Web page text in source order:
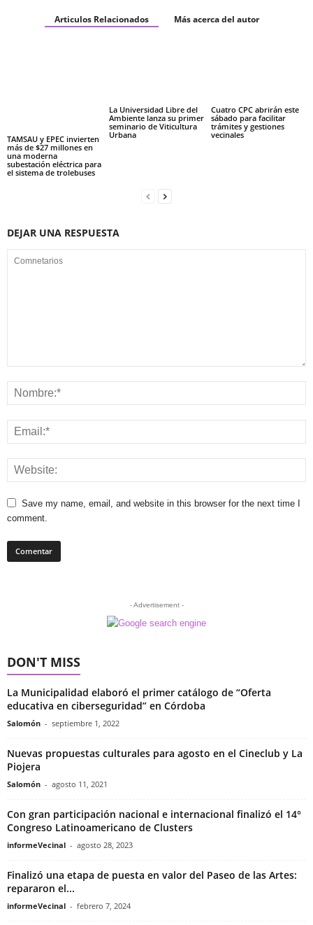
Articulos Relacionados Más acerca del autor
TAMSAU y EPEC invierten
más de $27 millones en
una moderna
subestación eléctrica para
el sistema de trolebuses
La Universidad Libre del
Ambiente lanza su primer
seminario de Viticultura
Urbana
Cuatro CPC abrirán este
sábado para facilitar
trámites y gestiones
vecinales
DEJAR UNA RESPUESTA
Save my name, email, and website in this browser for the next time I
comment.
- Advertisement -
DON'T MISS
La Municipalidad elaboró el primer catálogo de “Oferta
educativa en ciberseguridad” en Córdoba
Salomón - septiembre 1, 2022
Nuevas propuestas culturales para agosto en el Cineclub y La
Piojera
Salomón - agosto 11, 2021
Con gran participación nacional e internacional finalizó el 14°
Congreso Latinoamericano de Clusters
informeVecinal - agosto 28, 2023
Finalizó una etapa de puesta en valor del Paseo de las Artes:
repararon el...
informeVecinal - febrero 7, 2024